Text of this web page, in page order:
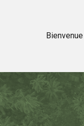
Bienvenue